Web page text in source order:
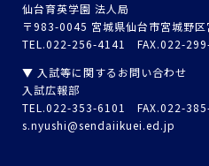
仙台育英学園 法人局
〒983-0045 宮城県仙台市宮城野
TEL.022-256-4141 FAX.022-
▼ 入試等に関するお問い合わせ
入試広報部
TEL.022-353-6101 FAX.022-
s.nyushi@sendaiikuei.ed.jp